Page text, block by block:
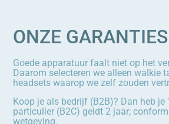
ONZE GARANTIES
Goede apparatuur faalt niet op het
Daarom selecteren we alleen walkie
headsets waarop we zelf zouden
Koop je als bedrijf (B2B)? Dan heb
particulier (B2C) geldt 2 jaar;
wetgeving.